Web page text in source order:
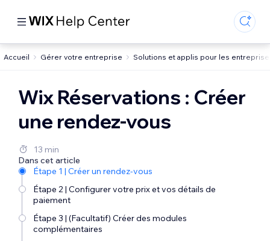
Accueil Gérer votre entreprise Solutions et applis pour les
Wix Réservations : Créer
une rendez-vous
13 min
Dans cet article
Étape 1 | Créer un rendez-vous
Étape 2 | Configurer votre prix et vos détails de
paiement
Étape 3 | (Facultatif) Créer des modules
complémentaires